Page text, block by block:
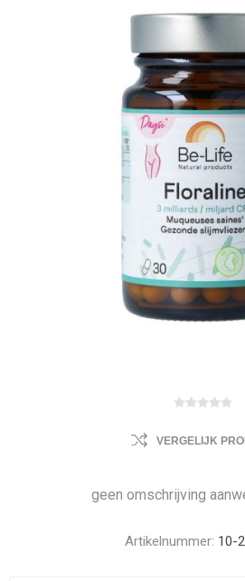
VERGELIJK
geen omschrijving
Artikelnummer: 10-